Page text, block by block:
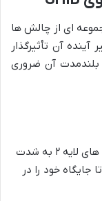
ای از چالش ها
آن تأثیرگذار
بلندمدت آن ضروری
بازار میم کوین ها و پروژه های لایه ۲ به شدت
جایگاه خود را در